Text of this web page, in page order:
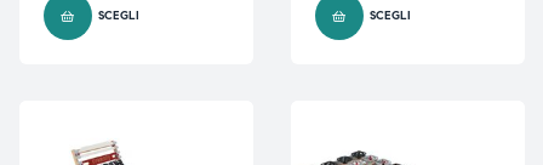
SCEGLI SCEGLI